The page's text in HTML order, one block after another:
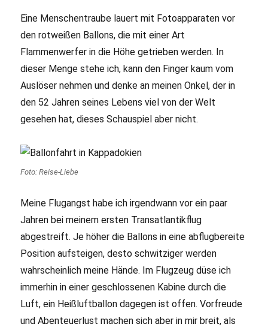
Eine Menschentraube lauert mit Fotoapparaten vor
den rotweißen Ballons, die mit einer Art
Flammenwerfer in die Höhe getrieben werden. In
dieser Menge stehe ich, kann den Finger kaum vom
Auslöser nehmen und denke an meinen Onkel, der in
den 52 Jahren seines Lebens viel von der Welt
gesehen hat, dieses Schauspiel aber nicht.
Foto: Reise-Liebe
Meine Flugangst habe ich irgendwann vor ein paar
Jahren bei meinem ersten Transatlantikflug
abgestreift. Je höher die Ballons in eine abflugbereite
Position aufsteigen, desto schwitziger werden
wahrscheinlich meine Hände. Im Flugzeug düse ich
immerhin in einer geschlossenen Kabine durch die
Luft, ein Heißluftballon dagegen ist offen. Vorfreude
und Abenteuerlust machen sich aber in mir breit, als